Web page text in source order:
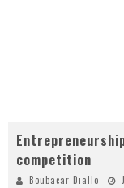
competition
Boubacar Diallo